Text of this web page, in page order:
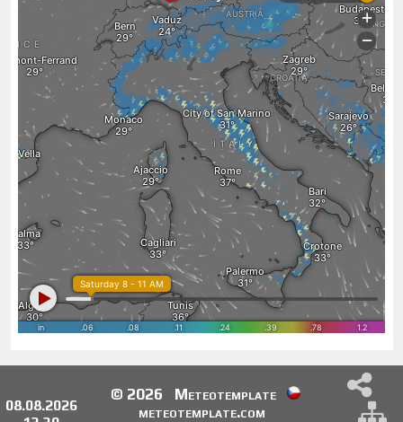
08.08.2026
© 2026
Meteotemplate
meteotemplate.com